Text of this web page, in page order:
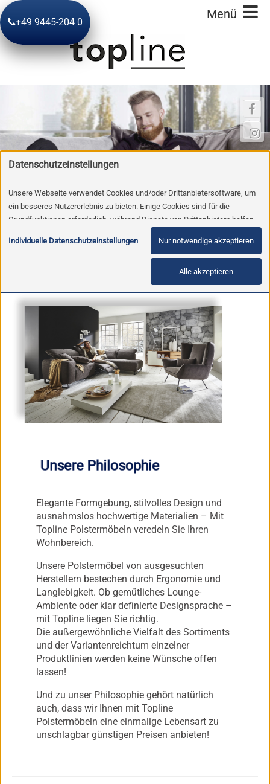
+49 9445-204 0
Unsere Philosophie
Elegante Formgebung, stilvolles Design und
ausnahmslos hochwertige Materialien – Mit
Topline Polstermöbeln veredeln Sie Ihren
Wohnbereich.
Unsere Polstermöbel von ausgesuchten
Herstellern bestechen durch Ergonomie und
Langlebigkeit. Ob gemütliches Lounge-
Ambiente oder klar definierte Designsprache –
mit Topline liegen Sie richtig.
Die außergewöhnliche Vielfalt des Sortiments
und der Variantenreichtum einzelner
Produktlinien werden keine Wünsche offen
lassen!
Und zu unser Philosophie gehört natürlich
auch, dass wir Ihnen mit Topline
Polstermöbeln eine einmalige Lebensart zu
unschlagbar günstigen Preisen anbieten!
Datenschutzeinstellungen
Unsere Webseite verwendet Cookies und/oder Drittanbietersoftware, um
ein besseres Nutzererlebnis zu bieten. Einige Cookies sind für die
Grundfunktionen erforderlich, während Dienste von Drittanbietern helfen,
Nutzer anzuzeigen. Um diese Dienste verwenden zu dürfen, benötigen wir
Ihre Einwilligung. Diese Einwilligung beinhaltet unter Umständen auch die
Zustimmung zur Verarbeitung der Daten in Drittstaaten, in denen kein mit
dem europäischen Datenschutzniveau vergleichbares Niveau besteht (z.
B. USA). Durch das Klicken auf "Alle akzeptieren" stimmen Sie dem Einsatz
von Cookies und / oder Drittanbietersoftware auf Ihrem Gerät bzw. Ihrer
Endeinrichtung gem. § 25 Abs. 1 TTDSG sowie Art. 6 Abs. 1 lit. a DSGVO
zu, durch Klick auf "Nur notwendige akzeptieren" verbieten Sie deren
Einsatz. Die Einwilligung umfasst alle vorausgewählten bzw. von Ihnen
ausgewählten Cookies und/oder Drittanbietersoftware. Sie können diese
Einstellungen jederzeit aufrufen und Cookies und/oder
Drittanbietersoftware auch nachträglich jederzeit abwählen (Auf jeder
Seite wird unten links ein Fingerabdrucksymbol eingeblendet, mit dem Sie
die Einstellungen aufrufen können / In der Datenschutzerklärung und im
Verfügung stehen. Hinweis auf Verarbeitung Ihrer auf dieser Webseite
erhobenen Daten in den USA durch Google, Youtube: Indem Sie auf "Alle
dass auch Anbieter in den USA Ihre Daten verarbeiten, wo ein
vergleichbares Datenschutzniveau wie in der EU nicht gewährleistet
werden kann. In diesem Fall ist es möglich, dass die übermittelten Daten
durch lokale Behörden, möglicherweise auch ohne
notwendige akzeptieren" klicken, findet die vorgehend beschriebene
Übermittlung nicht statt. Weitere Informationen über die Verwendung Ihrer
Daten finden Sie in unserenDatenschutzerklärung.
Impressum|Datenschutzerklärung
Individuelle Datenschutzeinstellungen Nur notwendige akzeptieren
Alle akzeptieren